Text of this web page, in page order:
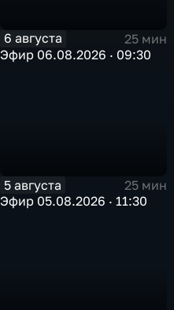
6 августа
25 мин
Эфир 06.08.2026 · 09:30
5 августа
25 мин
Эфир 05.08.2026 · 11:30